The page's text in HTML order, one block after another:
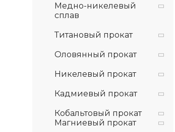
Медно-никелевый
сплав
Титановый прокат
Оловянный прокат
Никелевый прокат
Кадмиевый прокат
Кобальтовый прокат
Магниевый прокат